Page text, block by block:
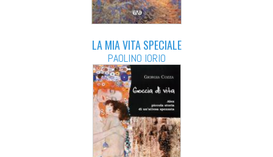
LA MIA VITA SPECIALE
PAOLINO IORIO